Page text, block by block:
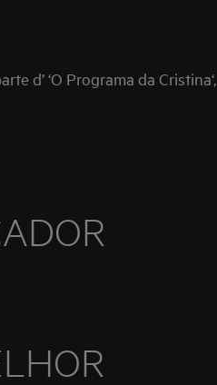
d’ ‘O Programa da Cristina‘,